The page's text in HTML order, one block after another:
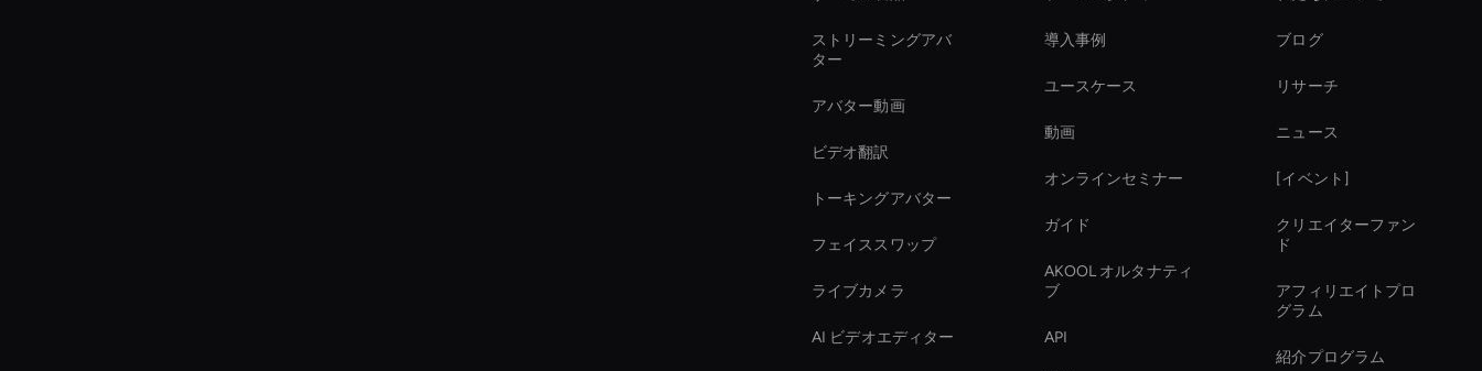
ストリーミングアバ
ター
アバター動画
ビデオ翻訳
トーキングアバター
フェイススワップ
ライブカメラ
AI ビデオエディター
導入事例
ユースケース
動画
オンラインセミナー
ガイド
AKOOL オルタナティ
ブ
API
ブログ
リサーチ
ニュース
[イベント]
クリエイターファン
ド
アフィリエイトプロ
グラム
紹介プログラム